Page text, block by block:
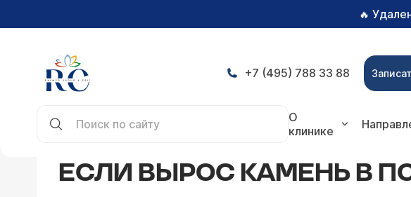
🔥
+7 (495) 788 33 88
О
клинике
ЕСЛИ ВЫРОС КАМЕНЬ В